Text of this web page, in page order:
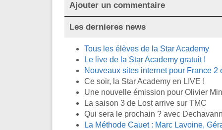
Ajouter un commentaire
Les dernieres news
Tous les élèves de la Star Academy
Le live de la Star Academy gratuit !
Nouveaux sites internet pour France 2
Ce soir, la Star Academy en LIVE !
Une nouvelle émission pour Olivier
La saison 3 de Lost arrive sur TMC
Qui sera le prochain ? avec
La Méthode Cauet : Marc Lavoine,